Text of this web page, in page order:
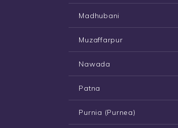
Madhubani
Muzaffarpur
Nawada
Patna
Purnia (Purnea)